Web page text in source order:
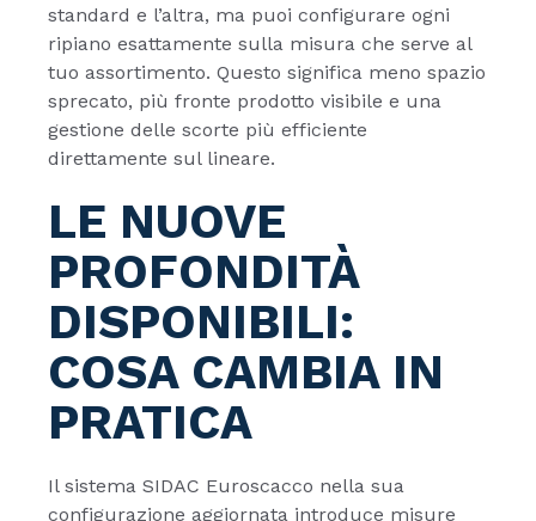
standard e l’altra, ma puoi configurare ogni
ripiano esattamente sulla misura che serve al
tuo assortimento. Questo significa meno spazio
sprecato, più fronte prodotto visibile e una
gestione delle scorte più efficiente
direttamente sul lineare.
LE NUOVE
PROFONDITÀ
DISPONIBILI:
COSA CAMBIA IN
PRATICA
Il sistema SIDAC Euroscacco nella sua
configurazione aggiornata introduce misure